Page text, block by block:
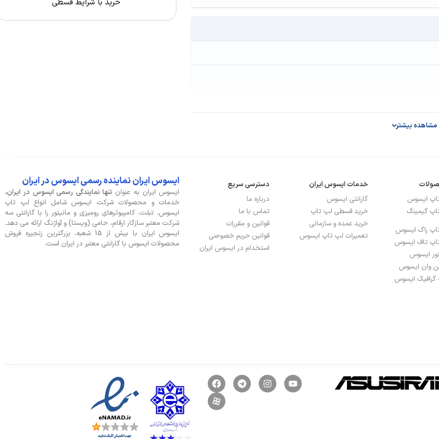
مشاهده بیشتر
ایسوس
گیمینگ
راگ ایسوس
تاف ایسوس
ایسوس
وان ایسوس
گرافیک ایسوس
خدمات ایسوس ایران
گارانتی ایسوس
خرید قسطی لپ تاپ
خرید عمده و سازمانی
تعمیرات لپ تاپ ایسوس
دسترسی سریع
درباره ما
تماس با ما
قوانین و مقررات
قوانین حریم خصوصی
استخدام در ایسوس ایران
ایسوس ایران نماینده رسمی ایسوس در ایران
ایسوس ایران به عنوان تنها نمایندگی رسمی ایسوس در ایران،
خدمات و محصولات شرکت ایسوس شامل انواع لپ تاپ
ایسوس، تبلت، کامپیوترهای رومیزی و مانیتور را با گارانتی سه
شرکت معتبر سازگار ارقام، حامی (ویستا) و آواژنگ ارائه می دهد.
ایسوس ایران با بیش از 15 شعبه، بزرگترین زنجیره فروش
محصولات ایسوس با گارانتی معتبر در ایران است.